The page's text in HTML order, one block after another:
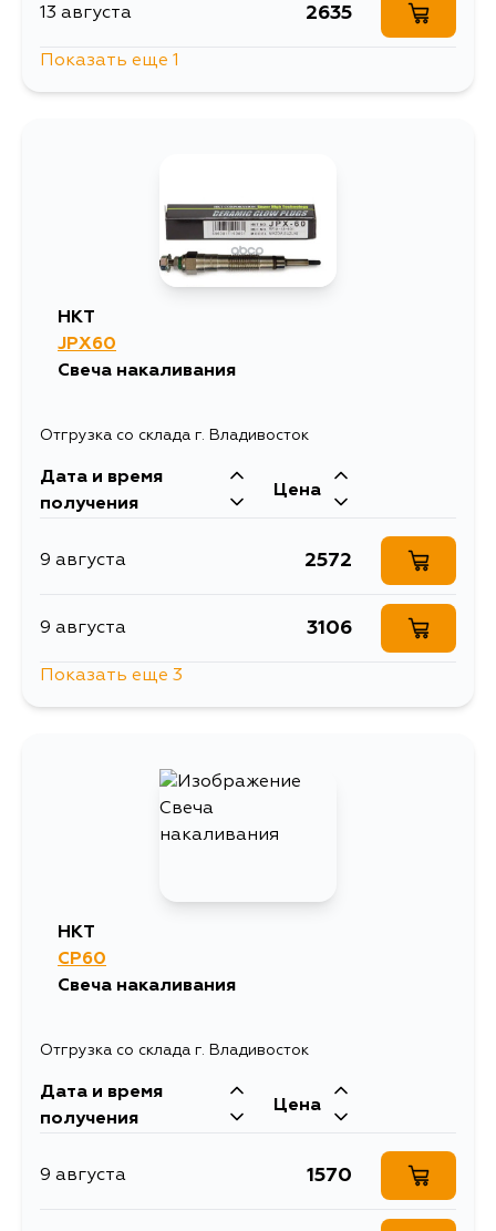
28 августа 1304
13 августа 2635
Показать еще 1
HKT
JPX60
Свеча накаливания
Отгрузка со склада г. Владивосток
Дата и время
получения
Цена
9 августа 2572
9 августа 3106
Показать еще 3
HKT
CP60
Свеча накаливания
Отгрузка со склада г. Владивосток
Дата и время
получения
Цена
9 августа 1570